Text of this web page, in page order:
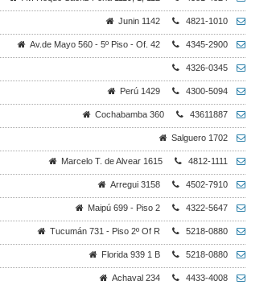
Junin 1142 4821-1010
Av.de Mayo 560 - 5º Piso - Of. 42 4345-2900
4326-0345
Perú 1429 4300-5094
Cochabamba 360 43611887
Salguero 1702
Marcelo T. de Alvear 1615 4812-1111
Arregui 3158 4502-7910
Maipú 699 - Piso 2 4322-5647
Tucumán 731 - Piso 2º Of R 5218-0880
Florida 939 1 B 5218-0880
Achaval 234 4433-4008